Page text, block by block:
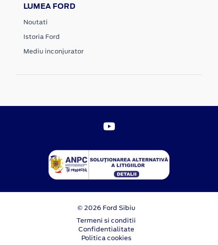
LUMEA FORD
Noutati
Istoria Ford
Mediu inconjurator
© 2026 Ford Sibiu
Termeni si conditii
Confidentialitate
Politica cookies